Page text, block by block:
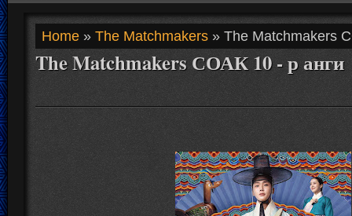
Home » The Matchmakers » The Matchmakers
The Matchmakers СОАК 10 - р анги